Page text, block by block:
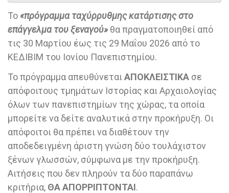
Το«πρόγραμμα ταχύρρυθμης κατάρτισης στο
επάγγελμα τουξεναγού»θα πραγματοποιηθεί από
τις 30 Μαρτίου έως τις 29 Μαΐου 2026 από το
ΚΕΔΙΒΙΜ του Ιονίου Πανεπιστημίου.
Το πρόγραμμα απευθύνεταιΑΠΟΚΛΕΙΣΤΙΚΑ σε
απόφοιτους τμημάτων Ιστορίας και Αρχαιολογίας
όλων των πανεπιστημίων της χώρας, τα οποία
μπορείτε να δείτε αναλυτικά στην προκήρυξη. Οι
απόφοιτοι θα πρέπει να διαθέτουν την
αποδεδειγμένη άριστη γνώση δύο τουλάχιστον
ξένων γλωσσών, σύμφωνα με την προκήρυξη.
Αιτήσεις που δεν πληρούν τα δύο παραπάνω
κριτήρια, ΘΑ ΑΠΟΡΡΙΠΤΟΝΤΑΙ.